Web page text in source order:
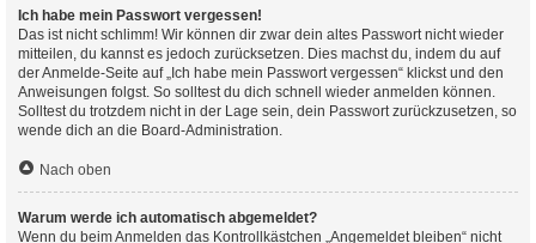
Ich habe mein Passwort vergessen!
Das ist nicht schlimm! Wir können dir zwar dein altes Passwort nicht wieder
mitteilen, du kannst es jedoch zurücksetzen. Dies machst du, indem du auf
der Anmelde-Seite auf „Ich habe mein Passwort vergessen“ klickst und den
Anweisungen folgst. So solltest du dich schnell wieder anmelden können.
Solltest du trotzdem nicht in der Lage sein, dein Passwort zurückzusetzen, so
wende dich an die Board-Administration.
Nach oben
Warum werde ich automatisch abgemeldet?
Wenn du beim Anmelden das Kontrollkästchen „Angemeldet bleiben“ nicht